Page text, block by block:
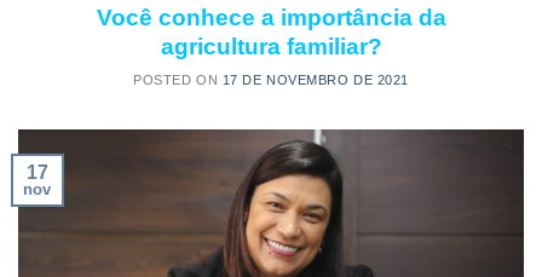
Você conhece a importância da
agricultura familiar?
POSTED ON 17 DE NOVEMBRO DE 2021
17
nov